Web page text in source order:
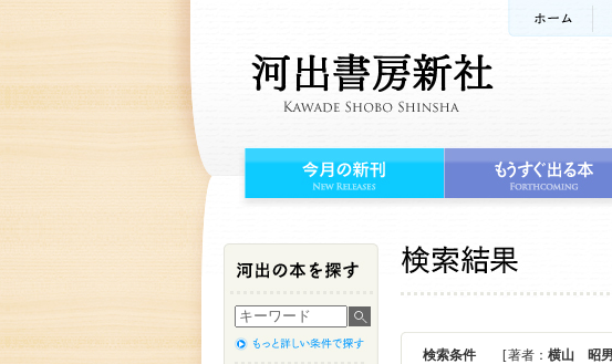
検索条件 [ 著者： 横山 昭男